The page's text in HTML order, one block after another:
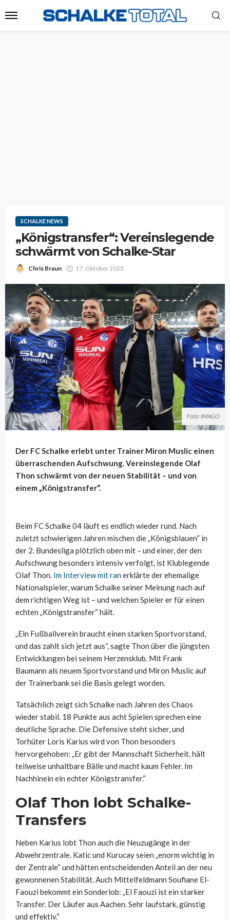
SCHALKE NEWS
„Königstransfer“: Vereinslegende
schwärmt von Schalke-Star
Chris Braun 17. Oktober 2025
Foto: IMAGO
Der FC Schalke erlebt unter Trainer Miron Muslic einen
überraschenden Aufschwung. Vereinslegende Olaf
Thon schwärmt von der neuen Stabilität – und von
einem „Königstransfer“.
Beim FC Schalke 04 läuft es endlich wieder rund. Nach
zuletzt schwierigen Jahren mischen die „Königsblauen“ in
der 2. Bundesliga plötzlich oben mit – und einer, der den
Aufschwung besonders intensiv verfolgt, ist Klublegende
Olaf Thon. Im Interview mit ranerklärte der ehemalige
Nationalspieler, warum Schalke seiner Meinung nach auf
dem richtigen Weg ist – und welchen Spieler er für einen
echten „Königstransfer“ hält.
„Ein Fußballverein braucht einen starken Sportvorstand,
und das zahlt sich jetzt aus“, sagte Thon über die jüngsten
Entwicklungen bei seinem Herzensklub. Mit Frank
Baumann als neuem Sportvorstand und Miron Muslic auf
der Trainerbank sei die Basis gelegt worden.
Tatsächlich zeigt sich Schalke nach Jahren des Chaos
wieder stabil. 18 Punkte aus acht Spielen sprechen eine
deutliche Sprache. Die Defensive steht sicher, und
Torhüter Loris Karius wird von Thon besonders
hervorgehoben: „Er gibt der Mannschaft Sicherheit, hält
teilweise unhaltbare Bälle und macht kaum Fehler. Im
Nachhinein ein echter Königstransfer.“
Olaf Thon lobt Schalke-
Transfers
Neben Karius lobt Thon auch die Neuzugänge in der
Abwehrzentrale. Katic und Kurucay seien „enorm wichtig in
der Zentrale“ und hätten entscheidenden Anteil an der neu
gewonnenen Stabilität. Auch Mittelfeldmann Soufiane El-
Faouzi bekommt ein Sonderlob: „El Faouzi ist ein starker
Transfer. Der Läufer aus Aachen. Sehr laufstark, günstig
und effektiv.“